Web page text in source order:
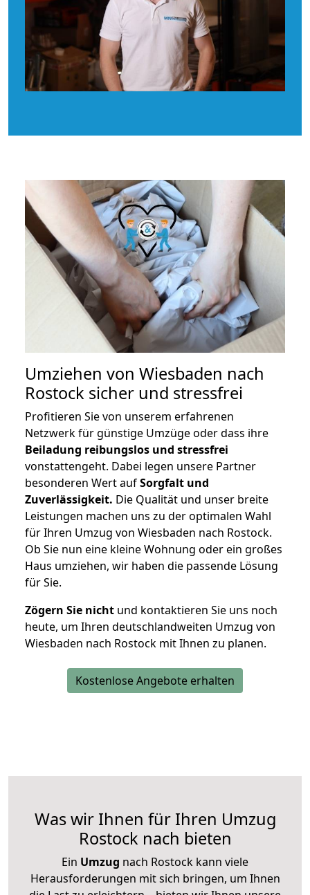
Umziehen von Wiesbaden nach
Rostock sicher und stressfrei
Profitieren Sie von unserem erfahrenen
Netzwerk für günstige Umzüge oder dass ihre
Beiladung reibungslos und stressfrei
vonstattengeht. Dabei legen unsere Partner
besonderen Wert aufSorgfalt und
Zuverlässigkeit. Die Qualität und unser breite
Leistungen machen uns zu der optimalen Wahl
für Ihren Umzug von Wiesbaden nach Rostock.
Ob Sie nun eine kleine Wohnung oder ein großes
Haus umziehen, wir haben die passende Lösung
für Sie.
Zögern Sie nicht und kontaktieren Sie uns noch
heute, um Ihren deutschlandweiten Umzug von
Wiesbaden nach Rostock mit Ihnen zu planen.
Kostenlose Angebote erhalten
Was wir Ihnen für Ihren Umzug
Rostock nach bieten
Ein Umzug nach Rostock kann viele
Herausforderungen mit sich bringen, um Ihnen